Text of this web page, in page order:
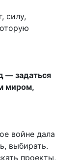
силу,
— задаться
миром,
войне дала
выбирать.
проекты,